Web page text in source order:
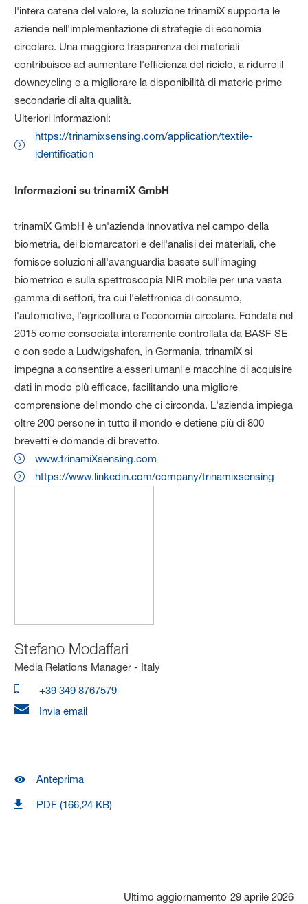
l'intera catena del valore, la soluzione trinamiX supporta le
aziende nell'implementazione di strategie di economia
circolare. Una maggiore trasparenza dei materiali
contribuisce ad aumentare l'efficienza del riciclo, a ridurre il
downcycling e a migliorare la disponibilità di materie prime
secondarie di alta qualità.
Ulteriori informazioni:
https://trinamixsensing.com/application/textile-
identification
Informazioni su trinamiX GmbH
trinamiX GmbH è un'azienda innovativa nel campo della
biometria, dei biomarcatori e dell'analisi dei materiali, che
fornisce soluzioni all'avanguardia basate sull'imaging
biometrico e sulla spettroscopia NIR mobile per una vasta
gamma di settori, tra cui l'elettronica di consumo,
l'automotive, l'agricoltura e l'economia circolare. Fondata nel
2015 come consociata interamente controllata da BASF SE
e con sede a Ludwigshafen, in Germania, trinamiX si
impegna a consentire a esseri umani e macchine di acquisire
dati in modo più efficace, facilitando una migliore
comprensione del mondo che ci circonda. L'azienda impiega
oltre 200 persone in tutto il mondo e detiene più di 800
brevetti e domande di brevetto.
www.trinamiXsensing.com
https://www.linkedin.com/company/trinamixsensing
Stefano Modaffari
Media Relations Manager - Italy
+39 349 8767579
Invia email
Anteprima
PDF (166,24 KB)
Ultimo aggiornamento 29 aprile 2026